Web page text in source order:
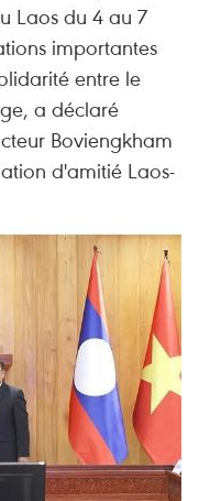
Laos du 4 au 7
importantes
entre le
a déclaré
Boviengkham
d'amitié Laos-